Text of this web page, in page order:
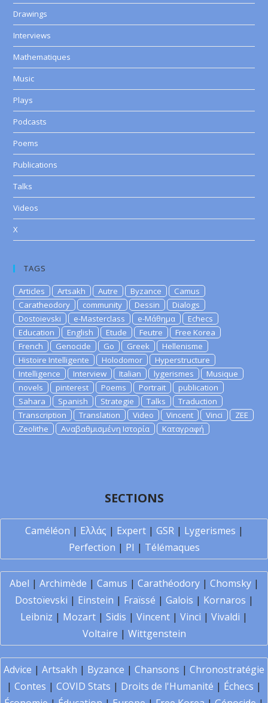
Drawings
Interviews
Mathematiques
Music
Plays
Podcasts
Poems
Publications
Talks
Videos
X
TAGS
Articles Artsakh Autre Byzance
Camus
Caratheodory
community Dessin
Dialogs
Dostoievski
e-Masterclass e-Μάθημα
Echecs
Education
English Etude Feutre
Free Korea
French
Genocide Go Greek
Hellenisme
Histoire Intelligente
Holodomor
Hyperstructure
Intelligence
Interview Italian lygerismes
Musique
novels
pinterest Poems Portrait
publication
Sahara
Spanish Strategie Talks
Traduction
Transcription
Translation Video Vincent Vinci
ZEE
Zeolithe
Αναβαθμισμένη Ιστορία Καταγραφή
SECTIONS
Caméléon | Ελλάς | Expert| GSR| Lygerismes |
Perfection | PI | Télémaques
Abel | Archimède | Camus | Carathéodory| Chomsky|
Dostoïevski | Einstein | Fraïssé | Galois | Kornaros |
Leibniz | Mozart | Sidis | Vincent | Vinci | Vivaldi |
Voltaire | Wittgenstein
Advice | Artsakh | Byzance | Chansons | Chronostratégie
| Contes | COVID Stats | Droits de l'Humanité | Échecs |